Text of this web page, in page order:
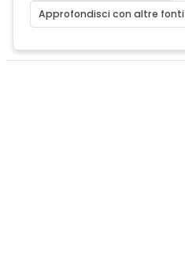
Approfondisci con altre fonti